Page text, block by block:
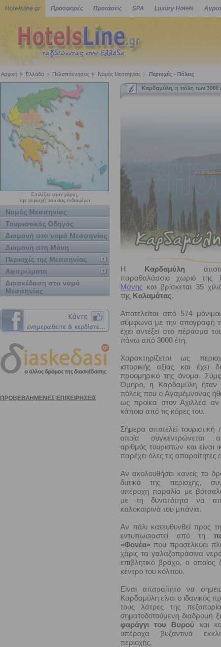
Hotelsline.gr Προσφορές Προτάσεις SPA Luxury Hotels
Αρχική Ελλάδα Πελοπόννησος Νομός Μεσσηνίας Περιοχές - Πόλεις
Επιλέξτε στον χάρτη,
την περιοχή που σας ενδιαφέρει
Νομός Μεσσηνίας
Τουριστικός Οδηγός
Διαμονή στο νομό Μεσσηνίας
Διαμονή στη Μάνη
Περιοχές της Μεσσηνίας
Αφιερώματα
Διασκέδαση στο νομό
Μεσσηνίας
Καρδαμύλη, η πόλη των 3000
Η Καρδαμύλη
παραθαλάσσιο χωριό της
Μάνης και βρίσκεται 35
της Καλαμάτας.
Αποτελείται από 574
σύμφωνα με την απογραφή
έχει αντέξει στο πέρασμα
πάνω από 3000 έτη.
Χαρακτηρίζεται ως
ιστορικής αξίας και έχει
προομηρικό της όνομα.
Όμηρο, η Καρδαμύλη ήταν
πόλεις που ο Αγαμέμνονας
ως προίκα στον Αχιλλέα αν
κάποια από τις κόρες του.
Σήμερα αποτελεί τουριστική
οποία συγκεντρώνεται
αριθμός τουριστών και είναι
παρέχει όλες τις απαραίτητες
Αν ακολουθήσει κανείς το
δυτικά της περιοχής,
υπέροχη παραλία με
με τη δυνατότητα να
καλοκαιρινά του μπάνια.
Αν πάλι κατευθυνθεί προς
εντυπωσιαστεί από τη
«Φονέα»που προσελκύει
χάρις τα γαλαζοπράσινα
επιβλητικό βράχο, ο οποίος
κέντρο του κόλπου.
Είναι απαραίτητο να
Καρδαμύλη είναι ο ιδανικός
τους λάτρες της
σηματοδοτούμενη διαδρομή
φαράγγι του Βυρού και
υπέροχα βυζαντινά
περιοχής.